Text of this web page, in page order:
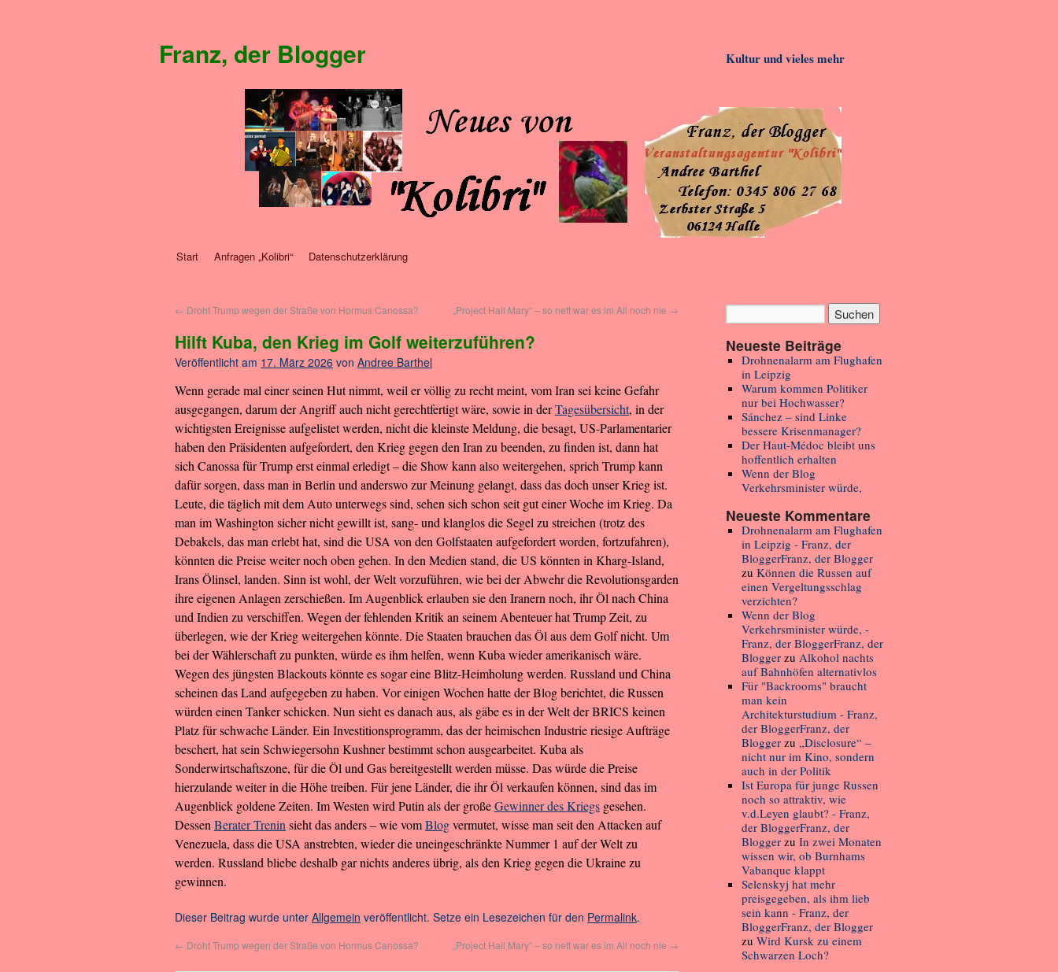
springen
Franz, der Blogger Kultur und vieles mehr
Start Anfragen „Kolibri“ Datenschutzerklärung
← Droht Trump wegen der Straße von Hormus Canossa? „Project Hail Mary“ – so nett war es im All noch nie →
Hilft Kuba, den Krieg im Golf weiterzuführen?
Veröffentlicht am 17. März 2026 von Andree Barthel
Wenn gerade mal einer seinen Hut nimmt, weil er völlig zu recht meint, vom Iran sei keine Gefahr
ausgegangen, darum der Angriff auch nicht gerechtfertigt wäre, sowie in derTagesübersicht, in der
wichtigsten Ereignisse aufgelistet werden, nicht die kleinste Meldung, die besagt, US-Parlamentarier
haben den Präsidenten aufgefordert, den Krieg gegen den Iran zu beenden, zu finden ist, dann hat
sich Canossa für Trump erst einmal erledigt – die Show kann also weitergehen, sprich Trump kann
dafür sorgen, dass man in Berlin und anderswo zur Meinung gelangt, dass das doch unser Krieg ist.
Leute, die täglich mit dem Auto unterwegs sind, sehen sich schon seit gut einer Woche im Krieg. Da
man im Washington sicher nicht gewillt ist, sang- und klanglos die Segel zu streichen (trotz des
Debakels, das man erlebt hat, sind die USA von den Golfstaaten aufgefordert worden, fortzufahren),
könnten die Preise weiter noch oben gehen. In den Medien stand, die US könnten in Kharg-Island,
Irans Ölinsel, landen. Sinn ist wohl, der Welt vorzuführen, wie bei der Abwehr die Revolutionsgarden
ihre eigenen Anlagen zerschießen. Im Augenblick erlauben sie den Iranern noch, ihr Öl nach China
und Indien zu verschiffen. Wegen der fehlenden Kritik an seinem Abenteuer hat Trump Zeit, zu
überlegen, wie der Krieg weitergehen könnte. Die Staaten brauchen das Öl aus dem Golf nicht. Um
bei der Wählerschaft zu punkten, würde es ihm helfen, wenn Kuba wieder amerikanisch wäre.
Wegen des jüngsten Blackouts könnte es sogar eine Blitz-Heimholung werden. Russland und China
scheinen das Land aufgegeben zu haben. Vor einigen Wochen hatte der Blog berichtet, die Russen
würden einen Tanker schicken. Nun sieht es danach aus, als gäbe es in der Welt der BRICS keinen
Platz für schwache Länder. Ein Investitionsprogramm, das der heimischen Industrie riesige Aufträge
beschert, hat sein Schwiegersohn Kushner bestimmt schon ausgearbeitet. Kuba als
Sonderwirtschaftszone, für die Öl und Gas bereitgestellt werden müsse. Das würde die Preise
hierzulande weiter in die Höhe treiben. Für jene Länder, die ihr Öl verkaufen können, sind das im
Augenblick goldene Zeiten. Im Westen wird Putin als der großeGewinner des Kriegs gesehen.
Dessen Berater Trenin sieht das anders – wie vomBlogvermutet, wisse man seit den Attacken auf
Venezuela, dass die USA anstrebten, wieder die uneingeschränkte Nummer 1 auf der Welt zu
werden. Russland bliebe deshalb gar nichts anderes übrig, als den Krieg gegen die Ukraine zu
gewinnen.
Dieser Beitrag wurde unter Allgemein veröffentlicht. Setze ein Lesezeichen für den Permalink.
← Droht Trump wegen der Straße von Hormus Canossa? „Project Hail Mary“ – so nett war es im All noch nie →
Neueste Beiträge
Drohnenalarm am Flughafen
in Leipzig
Warum kommen Politiker
nur bei Hochwasser?
Sánchez – sind Linke
bessere Krisenmanager?
Der Haut-Médoc bleibt uns
hoffentlich erhalten
Wenn der Blog
Verkehrsminister würde,
Neueste Kommentare
Drohnenalarm am Flughafen
in Leipzig - Franz, der
BloggerFranz, der Blogger
zu Können die Russen auf
einen Vergeltungsschlag
verzichten?
Wenn der Blog
Verkehrsminister würde, -
Franz, der BloggerFranz, der
Bloggerzu Alkohol nachts
auf Bahnhöfen alternativlos
Für "Backrooms" braucht
man kein
Architekturstudium - Franz,
der BloggerFranz, der
Bloggerzu „Disclosure“ –
nicht nur im Kino, sondern
auch in der Politik
Ist Europa für junge Russen
noch so attraktiv, wie
v.d.Leyen glaubt? - Franz,
der BloggerFranz, der
Bloggerzu In zwei Monaten
wissen wir, ob Burnhams
Vabanque klappt
Selenskyj hat mehr
preisgegeben, als ihm lieb
sein kann - Franz, der
BloggerFranz, der Blogger
zu Wird Kursk zu einem
Schwarzen Loch?